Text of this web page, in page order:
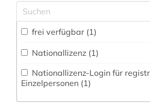
Sport (0)
Technik (0)
Werkstoffwissenschaften und
Fertigungstechnik (0)
frei verfügbar (1)
Nationallizenz (1)
Einzelpersonen (1)